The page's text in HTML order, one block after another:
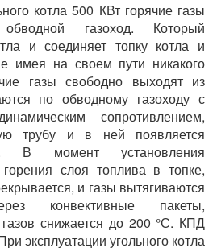
котла 500 КВт горячие газы
газоход. Который
и соединяет топку котла и
имея на своем пути никакого
газы свободно выходят из
по обводному газоходу с
сопротивлением,
трубу и в ней появляется
В момент установления
слоя топлива в топке,
и газы вытягиваются
конвективные пакеты,
газов снижается до 200 °С. КПД
эксплуатации угольного котла